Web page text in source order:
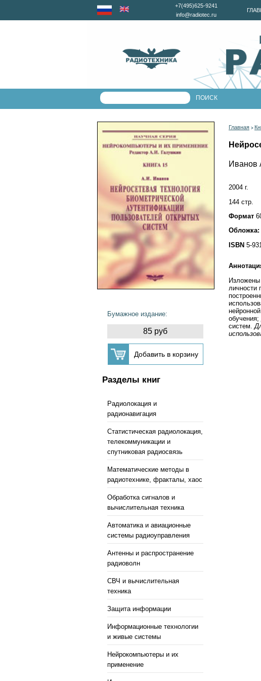
+7(495)625-9241
info@radiotec.ru
Бумажное издание:
85 руб
Разделы книг
Радиолокация и
радионавигация
Статистическая радиолокация,
телекоммуникации и
спутниковая радиосвязь
Математические методы в
радиотехнике, фракталы, хаос
Обработка сигналов и
вычислительная техника
Автоматика и авиационные
системы радиоуправления
Антенны и распространение
радиоволн
СВЧ и вычислительная
техника
Защита информации
Информационные технологии
и живые системы
Нейрокомпьютеры и их
применение
Главная >
Иванов
2004 г.
144 стр.
Формат
Обложка:
ISBN 5-
Изложены
личности
систем.